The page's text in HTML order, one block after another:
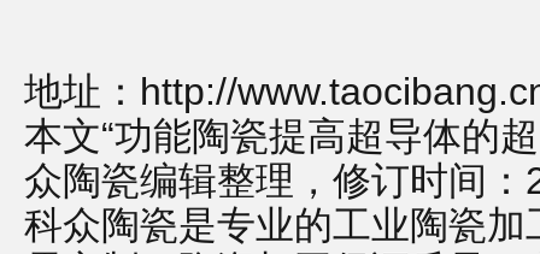
地址： http://
本文“功能陶瓷提高超导体的
众陶瓷编辑整理，修订时间
科众陶瓷是专业的工业陶瓷加